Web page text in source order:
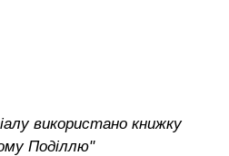
використано книжку
Поділлю"